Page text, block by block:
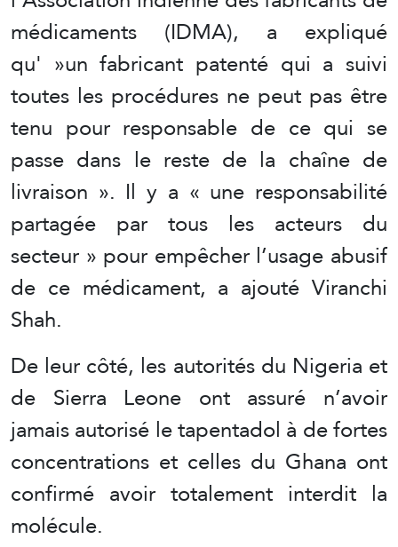
médicaments (IDMA), a expliqué
qu' »un fabricant patenté qui a suivi
toutes les procédures ne peut pas être
tenu pour responsable de ce qui se
passe dans le reste de la chaîne de
livraison ». Il y a « une responsabilité
partagée par tous les acteurs du
secteur » pour empêcher l’usage abusif
de ce médicament, a ajouté Viranchi
Shah.
De leur côté, les autorités du Nigeria et
de Sierra Leone ont assuré n’avoir
jamais autorisé le tapentadol à de fortes
concentrations et celles du Ghana ont
confirmé avoir totalement interdit la
molécule.